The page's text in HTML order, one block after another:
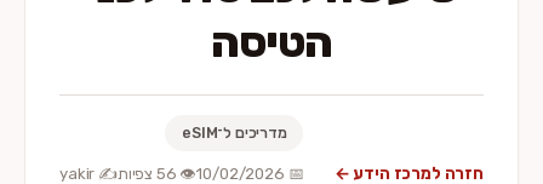
הטיסה
מדריכים ל־eSIM
📅 10/02/2026 👁️ 56 צפיות ✍️ yakir חזרה למרכז הידע ←